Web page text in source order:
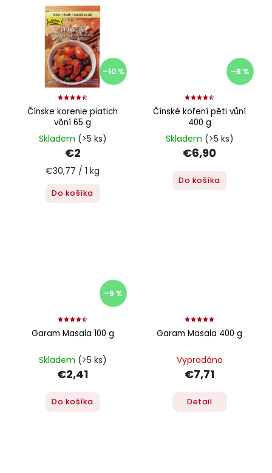
–10 %
Čínske korenie piatich
vôní 65 g
Skladem (>5 ks)
€2
€30,77 / 1 kg
Do košíka
–8 %
Čínské koření pěti vůní
400 g
Skladem (>5 ks)
€6,90
Do košíka
–9 %
Garam Masala 100 g
Skladem (>5 ks)
€2,41
Do košíka
Garam Masala 400 g
Vyprodáno
€7,71
Detail